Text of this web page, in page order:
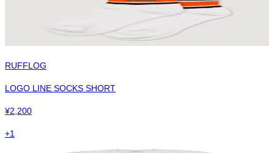
RUFFLOG
LOGO LINE SOCKS SHORT
¥2,200
+1